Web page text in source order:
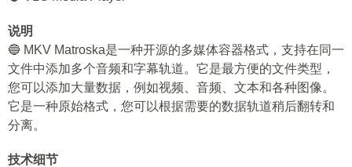
说明
🔵 MKV Matroska是一种开源的多媒体容器格式，支持在同一
文件中添加多个音频和字幕轨道。它是最方便的文件类型，
您可以添加大量数据，例如视频、音频、文本和各种图像。
它是一种原始格式，您可以根据需要的数据轨道稍后翻转和
分离。
技术细节